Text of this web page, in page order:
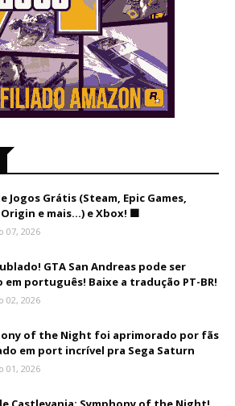
Jogos Grátis (Steam, Epic Games,
e mais...) e Xbox! 🟩
07, 2026
GTA San Andreas pode ser
em português! Baixe a tradução PT-BR!
02, 2026
of the Night foi aprimorado por fãs
em port incrível pra Sega Saturn
01, 2026